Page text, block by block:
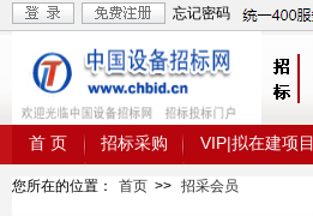
忘记密码
首 页 招标采购 VIP|拟在建项目
您所在的位置： 首页 >> 招采会员